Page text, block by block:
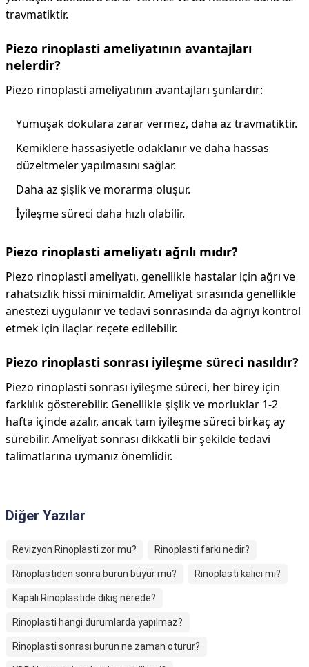
travmatiktir.
Piezo rinoplasti ameliyatının avantajları
nelerdir?
Piezo rinoplasti ameliyatının avantajları şunlardır:
Yumuşak dokulara zarar vermez, daha az travmatiktir.
Kemiklere hassasiyetle odaklanır ve daha hassas
düzeltmeler yapılmasını sağlar.
Daha az şişlik ve morarma oluşur.
İyileşme süreci daha hızlı olabilir.
Piezo rinoplasti ameliyatı ağrılı mıdır?
Piezo rinoplasti ameliyatı, genellikle hastalar için ağrı ve
rahatsızlık hissi minimaldir. Ameliyat sırasında genellikle
anestezi uygulanır ve tedavi sonrasında da ağrıyı kontrol
etmek için ilaçlar reçete edilebilir.
Piezo rinoplasti sonrası iyileşme süreci nasıldır?
Piezo rinoplasti sonrası iyileşme süreci, her birey için
farklılık gösterebilir. Genellikle şişlik ve morluklar 1-2
hafta içinde azalır, ancak tam iyileşme süreci birkaç ay
sürebilir. Ameliyat sonrası dikkatli bir şekilde tedavi
talimatlarına uymanız önemlidir.
Diğer Yazılar
Revizyon Rinoplasti zor mu? Rinoplasti farkı nedir?
Rinoplastiden sonra burun büyür mü? Rinoplasti kalıcı mı?
Kapalı Rinoplastide dikiş nerede?
Rinoplasti hangi durumlarda yapılmaz?
Rinoplasti sonrası burun ne zaman oturur?